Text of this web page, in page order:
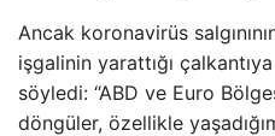
Ancak koronavirüs
işgalinin yarattığı
söyledi: “ABD ve Euro
döngüler, özellikle